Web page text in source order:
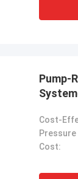
im
Pump-
Cost-
Pressure
Cost: